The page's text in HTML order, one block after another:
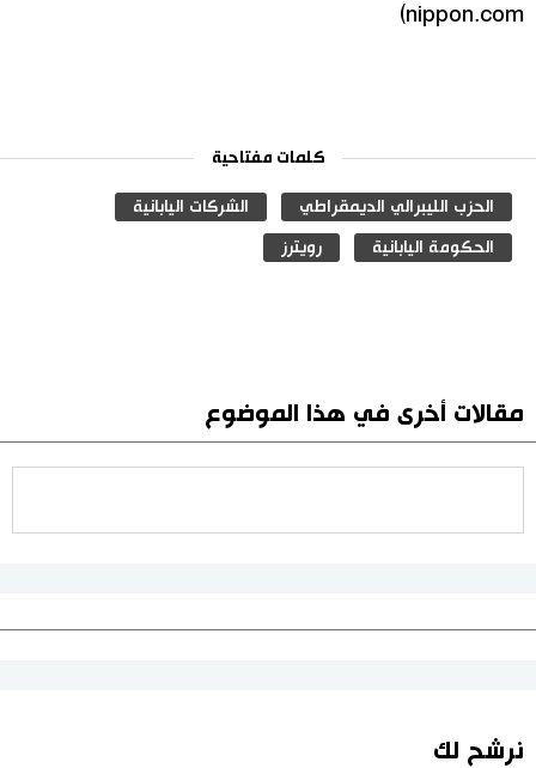
nippon.com)
كلمات مفتاحية
الحزب الليبرالي الديمقراطي الشركات اليابانية
الحكومة اليابانية رويترز
مقالات أخرى في هذا الموضوع
نرشح لك